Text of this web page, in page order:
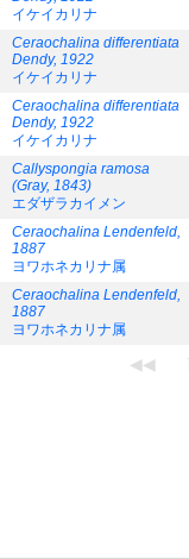
イケイカリナ
Ceraochalina differentiata
Dendy, 1922
イケイカリナ
Ceraochalina differentiata
Dendy, 1922
イケイカリナ
Callyspongia ramosa
(Gray, 1843)
エダザラカイメン
Ceraochalina Lendenfeld,
1887
ヨワホネカリナ属
Ceraochalina Lendenfeld,
1887
ヨワホネカリナ属